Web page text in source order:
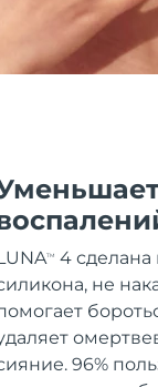
TM
4 сделана
не
96%